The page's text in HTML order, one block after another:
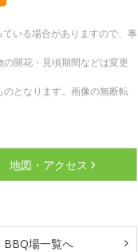
いる場合がありますので、事
開花・見頃期間などは変更
となります。画像の無断転
地図・アクセス
BBQ場一覧へ